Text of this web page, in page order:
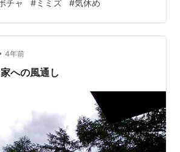
ぐと、北東から北方にかけて、不吉
っている。後刻、稲妻をともなう短
っても不思議ではない。ビニール傘
宅しようか。よく観ると、低層の薄
東から西へと移動している。高層の
チャ #ミミズ #気休め
4年前
への風通し